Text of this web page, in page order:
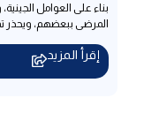
بناء على العوامل
المرضى ببعضهم، ويحذر
إقرأ المزيد